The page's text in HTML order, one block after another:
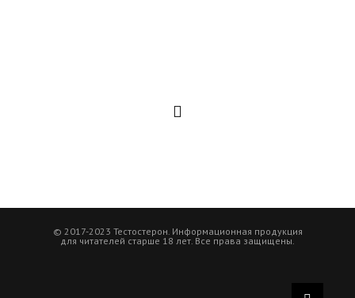
© 2017-2023 Тестостерон. Информационная продукция
для читателей старше 18 лет. Все права защищены.